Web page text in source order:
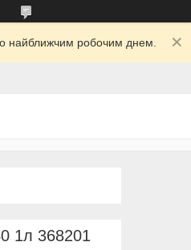
найближчим робочим днем.
1л 368201